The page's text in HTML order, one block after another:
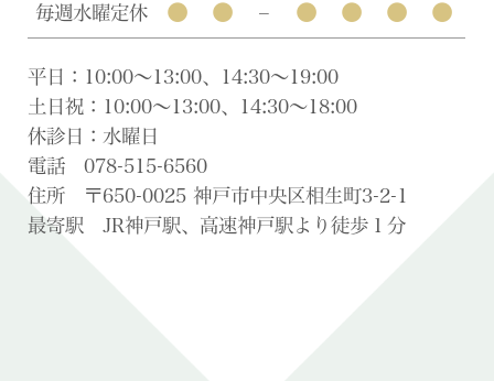
毎週水曜定休 ● ● – ● ● ● ●
平日：10:00〜13:00、14:30〜19:00
土日祝：10:00〜13:00、14:30〜18:00
休診日：水曜日
電話 078-515-6560
住所 〒650-0025 神戸市中央区相生町3-2-1
最寄駅 JR神戸駅、高速神戸駅より徒歩１分